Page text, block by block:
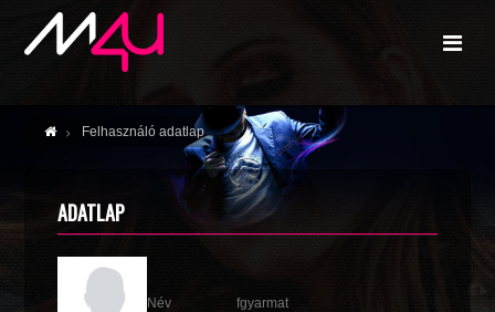
Felhasználó adatlap
ADATLAP
Név
fgyarmat